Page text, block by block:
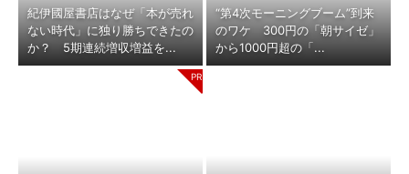
紀伊國屋書店はなぜ「本が売れ
ない時代」に独り勝ちできたの
か？ 5期連続増収増益を...
“第4次モーニングブーム”到来
のワケ 300円の「朝サイゼ」
から1000円超の「...